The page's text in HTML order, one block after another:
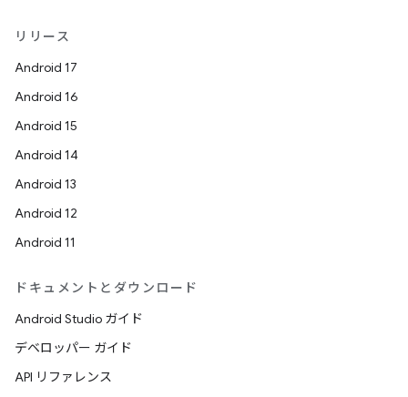
リリース
Android 17
Android 16
Android 15
Android 14
Android 13
Android 12
Android 11
ドキュメントとダウンロード
Android Studio ガイド
デベロッパー ガイド
API リファレンス